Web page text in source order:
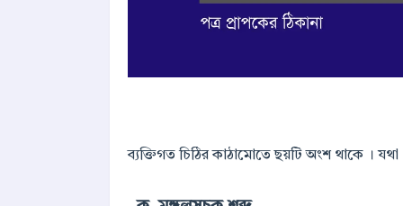
ব্যক্তিগত চিঠির কাঠামোতে ছয়টি অংশ থাকে । যথা